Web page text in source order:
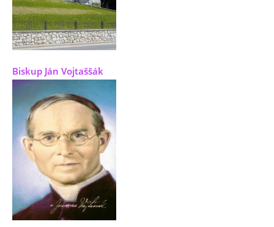
Biskup Ján Vojtaššák